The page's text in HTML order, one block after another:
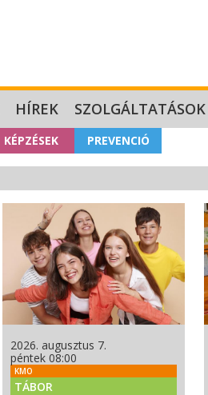
HÍREK SZOLGÁLTATÁSOK
KÉPZÉSEK PREVENCIÓ
2026. augusztus 7.
péntek 08:00
KMO
TÁBOR